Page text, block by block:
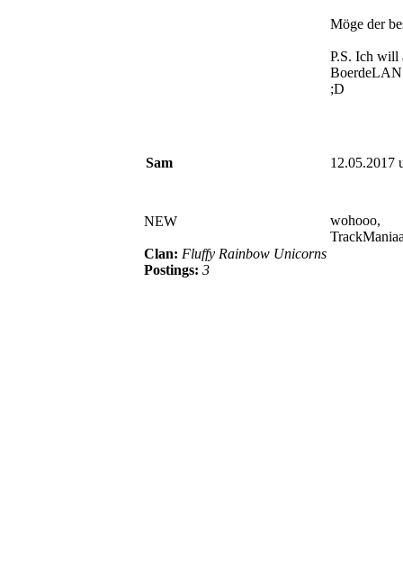
Möge der
P.S. Ich will
BoerdeLAN
;D
Sam 12.05.2017
NEW
Clan: Fluffy Rainbow Unicorns
Postings: 3
wohooo,